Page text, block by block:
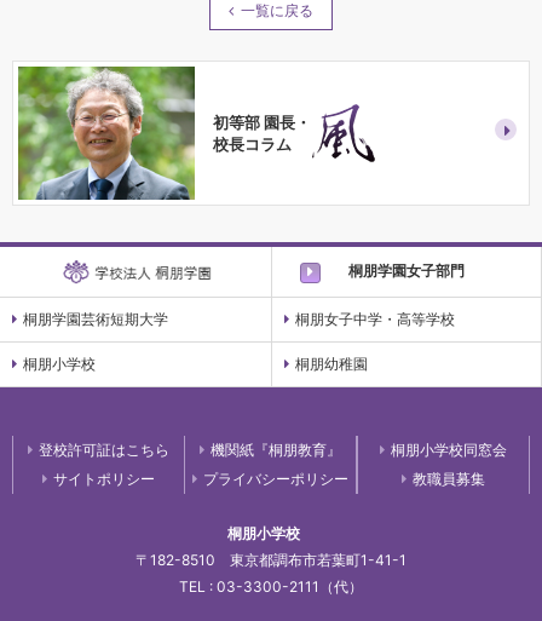
一覧に戻る
初等部 園長・
校長コラム
桐朋学園女子部門
桐朋学園芸術短期大学 桐朋女子中学・高等学校
桐朋小学校 桐朋幼稚園
桐朋小学校
〒182-8510 東京都調布市若葉町1-41-1
TEL : 03-3300-2111（代）
登校許可証はこちら 機関紙『桐朋教育』
桐朋小学校同窓会
サイトポリシー
プライバシーポリシー 教職員募集